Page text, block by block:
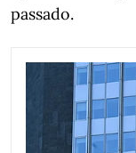
passado.